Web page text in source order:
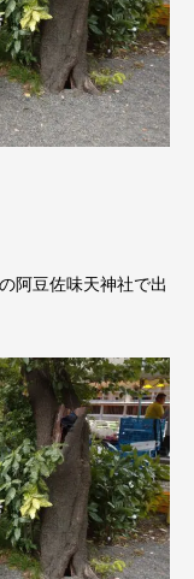
阿豆佐味天神社で出